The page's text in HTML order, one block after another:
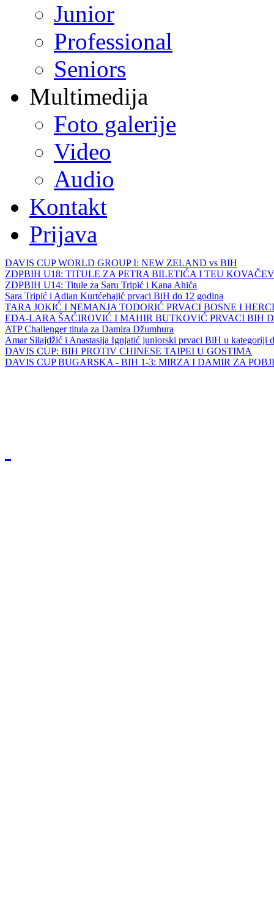
Junior
Professional
Seniors
Multimedija
Foto galerije
Video
Audio
Kontakt
Prijava
DAVIS CUP WORLD GROUP I: NEW ZELAND vs BIH
ZDPBIH U18: TITULE ZA PETRA BILETIĆA I TEU
ZDPBIH U14: Titule za Saru Tripić i Kana Ahića
Sara Tripić i Adian Kurtćehajić prvaci BiH do 12 godina
TARA JOKIĆ I NEMANJA TODORIĆ PRVACI BOSNE I
EDA-LARA ŠAĆIROVIĆ I MAHIR BUTKOVIĆ PRVACI BIH
ATP Challenger titula za Damira Džumhura
Amar Silajdžić i Anastasija Ignjatić juniorski prvaci BiH u kategoriji
DAVIS CUP: BIH PROTIV CHINESE TAIPEI U GOSTIMA
DAVIS CUP BUGARSKA - BIH 1-3: MIRZA I DAMIR ZA